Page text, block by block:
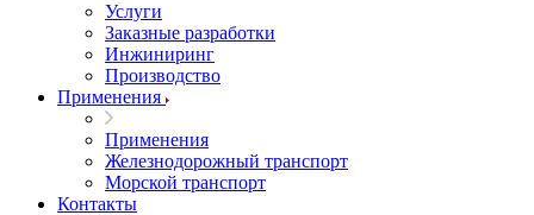
Услуги
Заказные разработки
Инжиниринг
Производство
Применения
Применения
Железнодорожный транспорт
Морской транспорт
Контакты